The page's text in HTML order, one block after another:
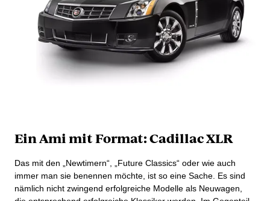
Ein Ami mit Format: Cadillac XLR
Das mit den „Newtimern“, „Future Classics“ oder wie auch
immer man sie benennen möchte, ist so eine Sache. Es sind
nämlich nicht zwingend erfolgreiche Modelle als Neuwagen,